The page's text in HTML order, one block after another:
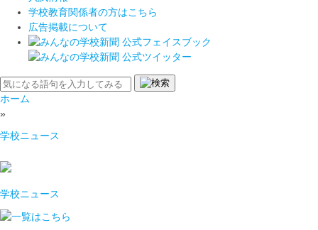
学校教育関係者の方はこちら
広告掲載について
ホーム
»
学校ニュース
学校ニュース